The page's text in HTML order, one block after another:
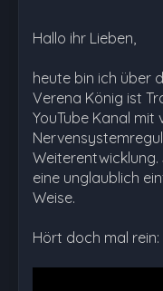
Hallo ihr Lieben,
heute bin ich über
Verena König ist
YouTube Kanal mit
eine unglaublich
Weise.
Hört doch mal rein: